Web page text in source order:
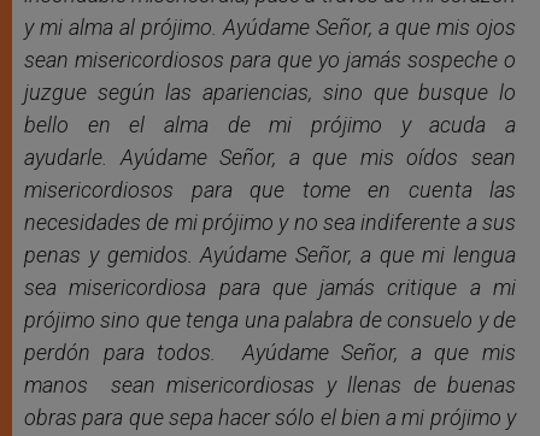
y mi alma al prójimo. Ayúdame Señor, a que mis ojos
sean misericordiosos para que yo jamás sospeche o
juzgue según las apariencias, sino que busque lo
bello en el alma de mi prójimo y acuda a
ayudarle. Ayúdame Señor, a que mis oídos sean
misericordiosos para que tome en cuenta las
necesidades de mi prójimo y no sea indiferente a sus
penas y gemidos. Ayúdame Señor, a que mi lengua
sea misericordiosa para que jamás critique a mi
prójimo sino que tenga una palabra de consuelo y de
perdón para todos. Ayúdame Señor, a que mis
manos sean misericordiosas y llenas de buenas
obras para que sepa hacer sólo el bien a mi prójimo y